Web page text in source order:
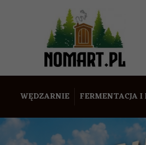
WĘDZARNIE FERMENTACJA